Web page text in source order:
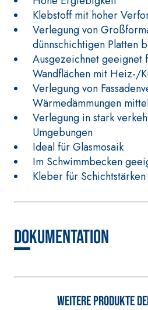
Klebstoff mit hoher
Verlegung von
dünnschichtigen Platten
Ausgezeichnet geeignet
Wandflächen mit Heiz-/
Verlegung von
Wärmedämmungen
Verlegung in stark
Umgebungen
Ideal für Glasmosaik
Im Schwimmbecken
Kleber für
Dokumentation
Weitere Produkte